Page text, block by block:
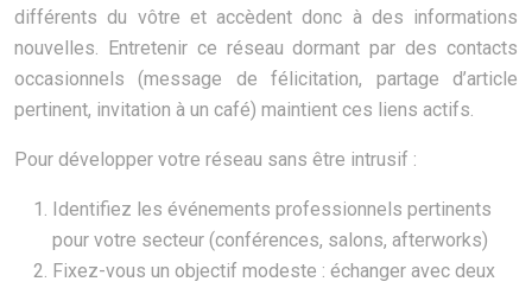
différents du vôtre et accèdent donc à des informations
nouvelles. Entretenir ce réseau dormant par des contacts
occasionnels (message de félicitation, partage d’article
pertinent, invitation à un café) maintient ces liens actifs.
Pour développer votre réseau sans être intrusif :
Identifiez les événements professionnels pertinents
pour votre secteur (conférences, salons, afterworks)
Fixez-vous un objectif modeste : échanger avec deux